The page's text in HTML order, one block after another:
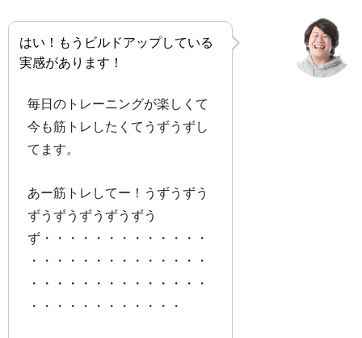
はい！もうビルドアップしている
実感があります！
毎日のトレーニングが楽しくて
今も筋トレしたくてうずうずし
てます。
あー筋トレしてー！うずうずう
ずうずうずうずうずう
ず・・・・・・・・・・・・・
・・・・・・・・・・・・・・
・・・・・・・・・・・・・・
・・・・・・・・・・・・